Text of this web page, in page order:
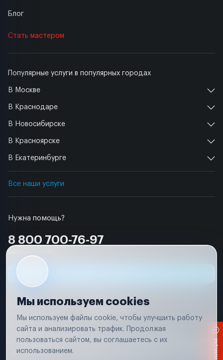
Нужна помощь?
8 800 700-76-97
Популярные услуги в популярных городах
В Москве
В Краснодаре
В Новосибирске
В Красноярске
В Екатеринбурге
Все наши услуги
Блог
Стать мастером
Условия использования
Удаление аккаунта
Вся информация, представленная на сайте, носит исключительно
соответствии с положениями статьи 437 (п. 2) Гражданского кодекса
Мы используем cookies
Мы используем файлы cookie, чтобы улучшить работу
сайта и анализировать трафик. Продолжая
пользоваться сайтом, вы соглашаетесь с их
использованием.